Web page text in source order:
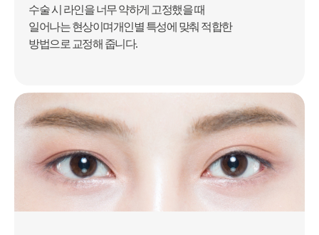
수술 시 라인을 너무 약하게 고정했을 때
일어나는 현상이며개인별 특성에 맞춰 적합한
방법으로 교정해 줍니다.